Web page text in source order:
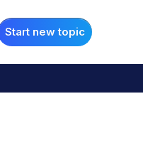
Start new topic